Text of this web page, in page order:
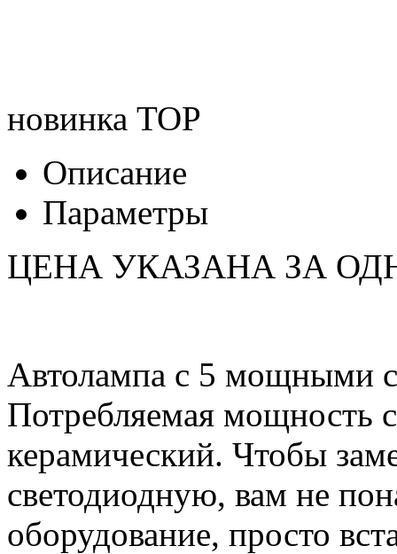
новинка TOP
Описание
Параметры
ЦЕНА УКАЗАНА ЗА
Автолампа с 5 мощными
Потребляемая мощность
керамический. Чтобы
светодиодную, вам не
оборудование, просто